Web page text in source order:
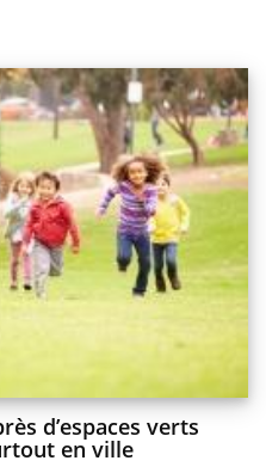
d’espaces verts
en ville